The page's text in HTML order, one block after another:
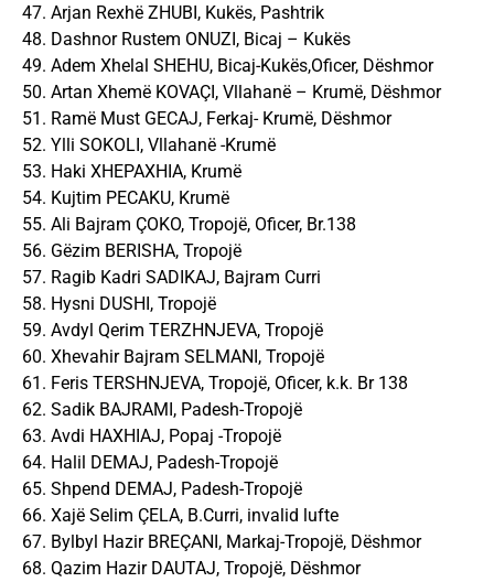
47. Arjan Rexhë ZHUBI, Kukës, Pashtrik
48. Dashnor Rustem ONUZI, Bicaj – Kukës
49. Adem Xhelal SHEHU, Bicaj-Kukës,Oficer, Dëshmor
50. Artan Xhemë KOVAÇI, Vllahanë – Krumë, Dëshmor
51. Ramë Must GECAJ, Ferkaj- Krumë, Dëshmor
52. Ylli SOKOLI, Vllahanë -Krumë
53. Haki XHEPAXHIA, Krumë
54. Kujtim PECAKU, Krumë
55. Ali Bajram ÇOKO, Tropojë, Oficer, Br.138
56. Gëzim BERISHA, Tropojë
57. Ragib Kadri SADIKAJ, Bajram Curri
58. Hysni DUSHI, Tropojë
59. Avdyl Qerim TERZHNJEVA, Tropojë
60. Xhevahir Bajram SELMANI, Tropojë
61. Feris TERSHNJEVA, Tropojë, Oficer, k.k. Br 138
62. Sadik BAJRAMI, Padesh-Tropojë
63. Avdi HAXHIAJ, Popaj -Tropojë
64. Halil DEMAJ, Padesh-Tropojë
65. Shpend DEMAJ, Padesh-Tropojë
66. Xajë Selim ÇELA, B.Curri, invalid lufte
67. Bylbyl Hazir BREÇANI, Markaj-Tropojë, Dëshmor
68. Qazim Hazir DAUTAJ, Tropojë, Dëshmor